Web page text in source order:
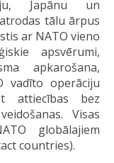
Japānu un
tālu ārpus
ar NATO vieno
apsvērumi,
apkarošana,
vadīto operāciju
attiecības bez
Visas
globālajiem
countries).